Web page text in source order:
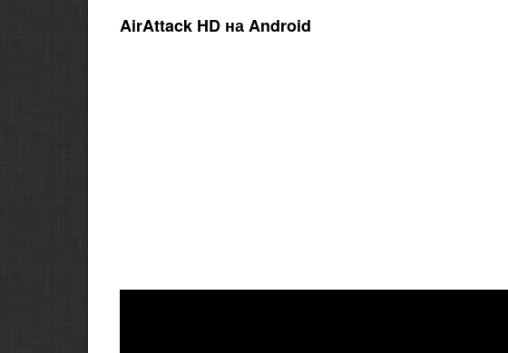
AirAttack HD на Android